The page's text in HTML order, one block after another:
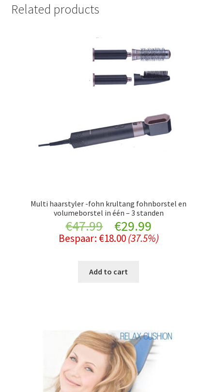
Related products
Multi haarstyler -fohn krultang fohnborstel en
volumeborstel in één – 3 standen
€47.99
Original
price
was:
€29.99Current
price
Bespaar: €18.00 (37.5%)
Add to cart